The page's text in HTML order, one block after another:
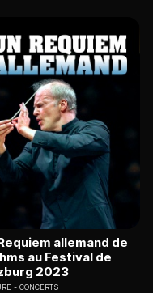
allemand de
au Festival de
2023
CONCERTS